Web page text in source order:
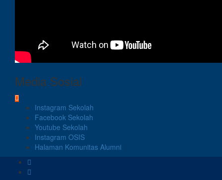
Media Sosial
Instagram Sekolah
Facebook Sekolah
Youtube Sekolah
Instagram OSIS
Halaman Komunitas Alumni